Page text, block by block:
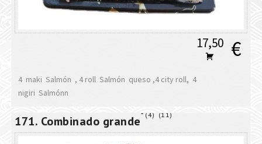
17,50 €
4 maki Salmón , 4 roll Salmón queso ,4 city roll, 4
nigiri Salmónn
171. Combinado grande 4 11